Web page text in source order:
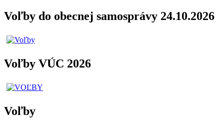
Voľby do obecnej samosprávy 24.10.2026
Voľby VÚC 2026
Voľby